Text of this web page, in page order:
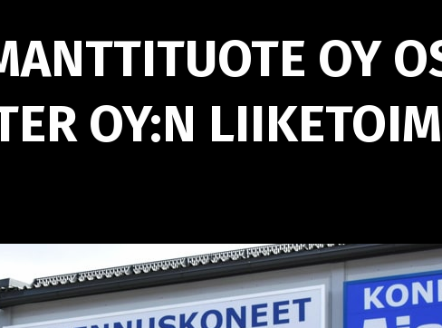
OY
OY:N